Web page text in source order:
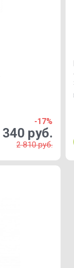
-17%
340 руб.
2 810 руб.